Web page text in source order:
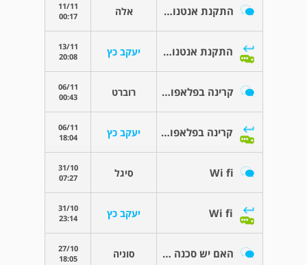
התקנת אנטנות על גג של בניין אלה
11/11
00:17
התקנת אנטנות על גג של בניין יעקב כץ
13/11
20:08
קרינה בפלאפון ואיפה כדי להשים את הפלאפון? רוברט
06/11
00:43
קרינה בפלאפון ואיפה כדי להשים את הפלאפון? יעקב כץ
06/11
18:04
Wi fi סיגל
31/10
07:27
Wi fi יעקב כץ
31/10
23:14
האם יש סכנה לגור ליד אנטנה סלולרית? סוניה
27/10
18:05